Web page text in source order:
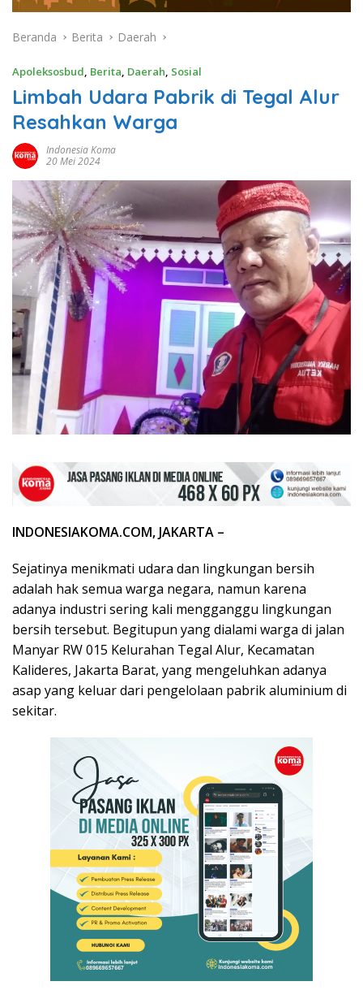
Beranda Berita Daerah
Apoleksosbud Berita Daerah Sosial
Limbah Udara Pabrik di Tegal Alur
Resahkan Warga
Indonesia Koma
20 Mei 2024
INDONESIAKOMA.COM, JAKARTA –
Sejatinya menikmati udara dan lingkungan bersih
adalah hak semua warga negara, namun karena
adanya industri sering kali mengganggu lingkungan
bersih tersebut. Begitupun yang dialami warga di jalan
Manyar RW 015 Kelurahan Tegal Alur, Kecamatan
Kalideres, Jakarta Barat, yang mengeluhkan adanya
asap yang keluar dari pengelolaan pabrik aluminium di
sekitar.